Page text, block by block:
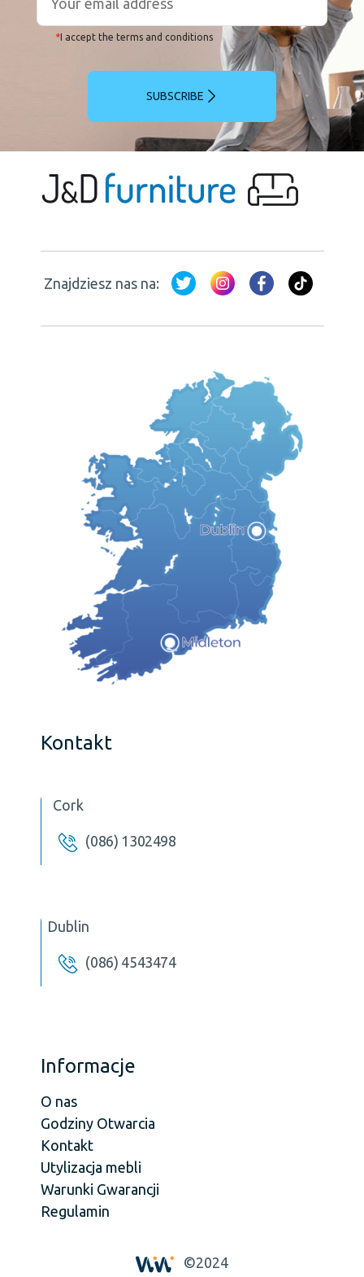
*I accept the terms and conditions
SUBSCRIBE
Znajdziesz nas na:
Kontakt
Cork
(086) 1302498
Dublin
(086) 4543474
Informacje
O nas
Godziny Otwarcia
Kontakt
Utylizacja mebli
Warunki Gwarancji
Regulamin
©2024